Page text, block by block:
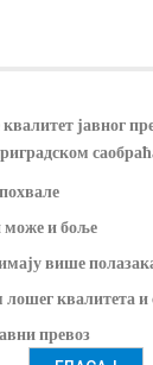
јавног
може и боље
више
лошег квалитета и
превоз